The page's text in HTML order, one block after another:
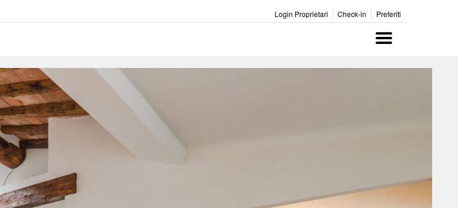
Preferiti
Check-in
Login Proprietari
Menu